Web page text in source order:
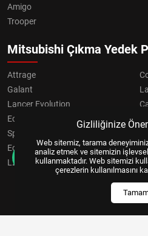
Amigo
Trooper
Mitsubishi Çıkma Yedek
Attrage
Galant
Lancer Evolution
Eclipse
Space Star
Eclipse Cross
L200
Gizliliğinize
Web sitemiz, tarama
analiz etmek ve sitemizin
kullanmaktadır. Web sitemizi
çerezlerin kullanılmasını